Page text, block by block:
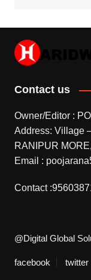
Contact us
Owner/Editor :
Address: Village
RANIPUR
Email :
Contact
@Digital Global
facebook twitter